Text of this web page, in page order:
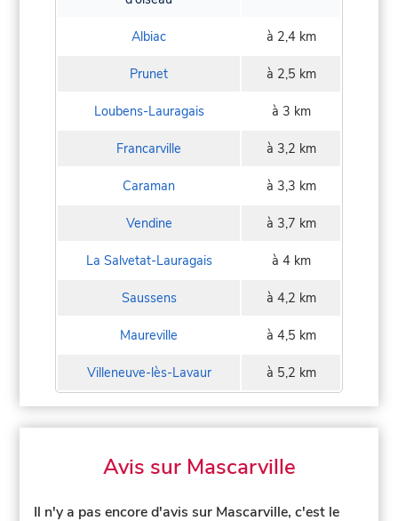
Albiac à 2,4 km
Prunet à 2,5 km
Loubens-Lauragais à 3 km
Francarville à 3,2 km
Caraman à 3,3 km
Vendine à 3,7 km
La Salvetat-Lauragais à 4 km
Saussens à 4,2 km
Maureville à 4,5 km
Villeneuve-lès-Lavaur à 5,2 km
Avis sur Mascarville
Il n'y a pas encore d'avis sur Mascarville, c'est le